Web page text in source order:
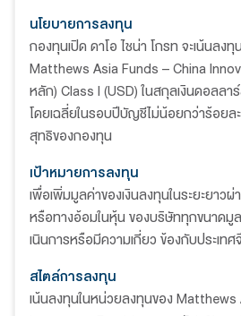
นโยบายการลงทุน
กองทุนเปิด ดาโอ ไชน่า โกรท จะเน้นลง
Matthews Asia Funds – China
หลัก) Class I (USD) ในสกุลเงินดอลลา
โดยเฉลี่ยในรอบปีบัญชีไม่น้อยกว่าร้อย
สุทธิของกองทุน
เป้าหมายการลงทุน
เพื่อเพิ่มมูลค่าของเงินลงทุนในระยะยาว
หรือทางอ้อมในหุ้น ของบริษัททุกขนาด
เนินการหรือมีความเกี่ยว ข้องกับประเทศ
สไตล์การลงทุน
เน้นลงทุนในหน่วยลงทุนของ